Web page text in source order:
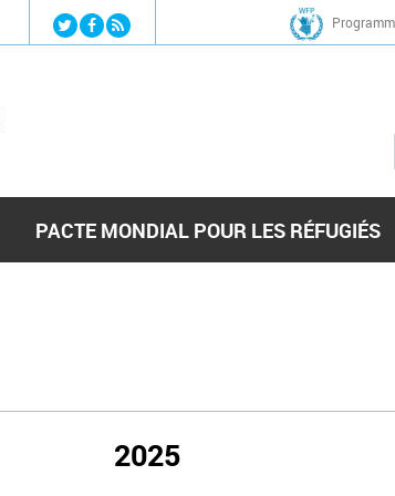
Jump to navigation
PACTE MONDIAL POUR LES RÉFUGIÉS
2025